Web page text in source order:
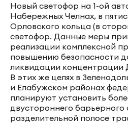
Новый светофор на 1-ой
Набережных Челнах, в
Орловского кольца (в
светофор. Данные меры
реализации комплексной
повышению безопасности
ликвидации концентрации
В этих же целях в
и Елабужском районах
планируют установить
двустороннего
разделительной полосе